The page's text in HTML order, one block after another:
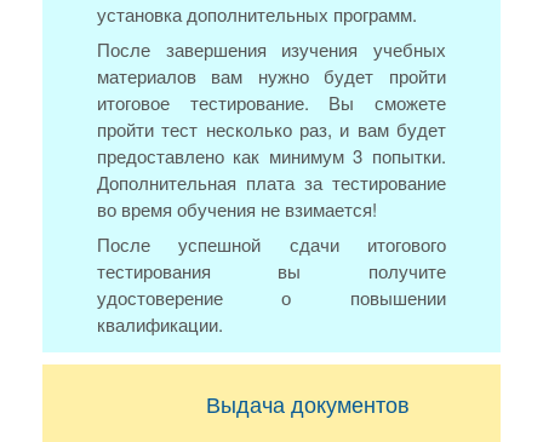
установка дополнительных программ.
После завершения изучения учебных
материалов вам нужно будет пройти
итоговое тестирование. Вы сможете
пройти тест несколько раз, и вам будет
предоставлено как минимум 3 попытки.
Дополнительная плата за тестирование
во время обучения не взимается!
После успешной сдачи итогового
тестирования вы получите
удостоверение о повышении
квалификации.
Выдача документов